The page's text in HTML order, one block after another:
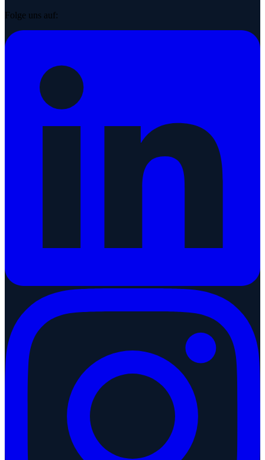
Folge uns auf: